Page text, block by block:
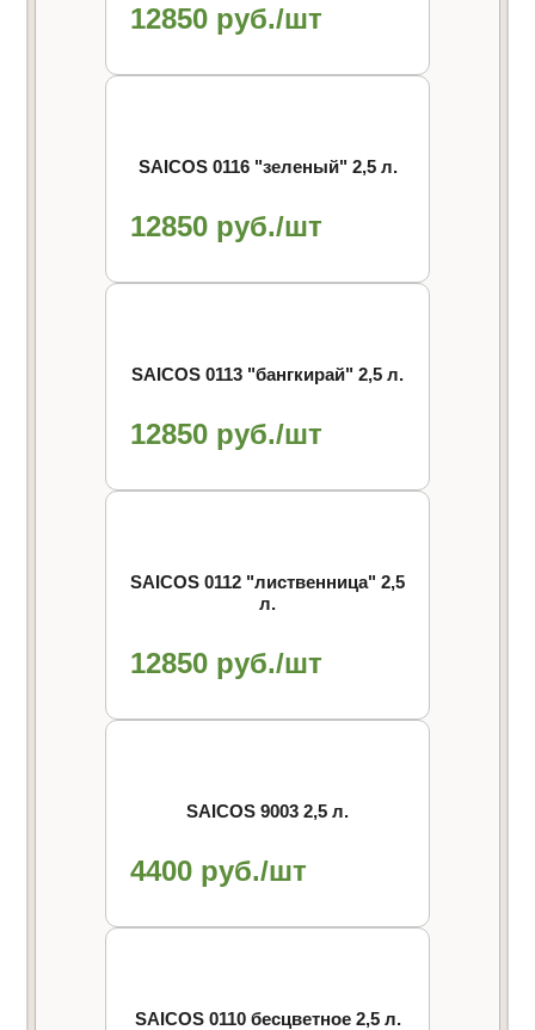
12850 руб./шт
SAICOS 0116 "зеленый" 2,5 л.
12850 руб./шт
SAICOS 0113 "бангкирай" 2,5 л.
12850 руб./шт
SAICOS 0112 "лиственница" 2,5
л.
12850 руб./шт
SAICOS 9003 2,5 л.
4400 руб./шт
SAICOS 0110 бесцветное 2,5 л.